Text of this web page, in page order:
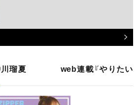
仲川瑠夏 web連載『やりたい